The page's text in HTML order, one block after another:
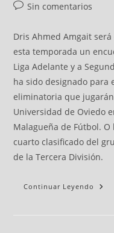
Sin comentarios
Dris Ahmed Amgait
esta temporada un
Liga Adelante y a
ha sido designado para
eliminatoria que
Universidad de Oviedo
Malagueña de Fútbol.
cuarto clasificado del
de la Tercera División.
Continuar Leyendo